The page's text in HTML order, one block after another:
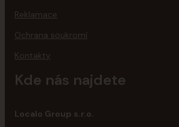
Reklamace
Ochrana soukromí
Kontakty
Kde nás najdete
Localo Group s.r.o.